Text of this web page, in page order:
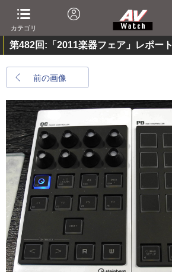
カテゴリ
第482回:「2011楽器フェア」レポート
前の画像